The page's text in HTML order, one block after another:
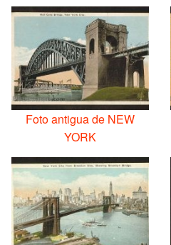
Foto antigua de NEW
YORK